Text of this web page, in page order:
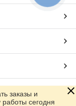
заказы и
работы сегодня